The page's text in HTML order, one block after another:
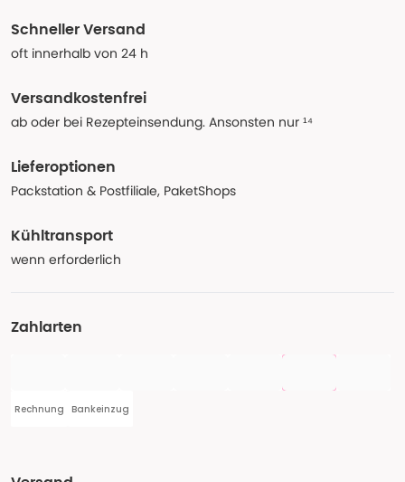
Schneller Versand
oft innerhalb von 24 h
Versandkostenfrei
ab oder bei Rezepteinsendung. Ansonsten nur ¹⁴
Lieferoptionen
Packstation & Postfiliale, PaketShops
Kühltransport
wenn erforderlich
Zahlarten
Rechnung Bankeinzug